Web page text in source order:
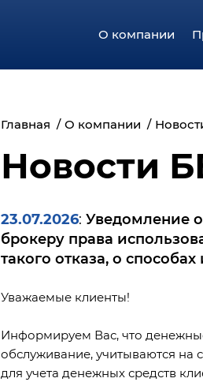
О компании
Главная О компании
Новости
23.07.2026: Уведомление о
брокеру права
такого отказа, о
Уважаемые клиенты!
Информируем Вас, что
обслуживание, учитываются на
для учета денежных средств